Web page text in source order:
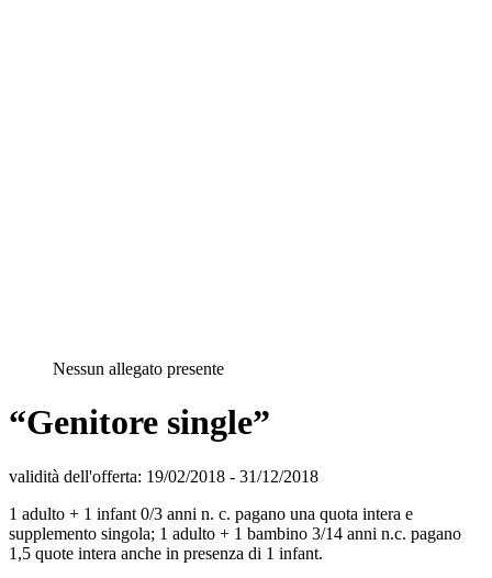
Nessun allegato presente
“Genitore single”
validità dell'offerta: 19/02/2018 - 31/12/2018
1 adulto + 1 infant 0/3 anni n. c. pagano una quota intera e
supplemento singola; 1 adulto + 1 bambino 3/14 anni n.c. pagano
1,5 quote intera anche in presenza di 1 infant.